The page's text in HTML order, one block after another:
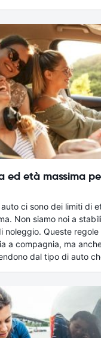
ed età massima
ci sono dei limiti di
Non siamo noi a
noleggio. Queste regole
a compagnia, ma
dal tipo di auto